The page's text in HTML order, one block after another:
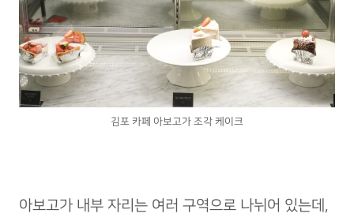
김포 카페 아보고가 조각 케이크
아보고가 내부 자리는 여러 구역으로 나뉘어 있는데,